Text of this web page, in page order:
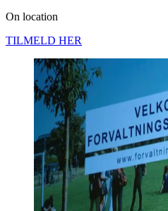
On location
TILMELD HER